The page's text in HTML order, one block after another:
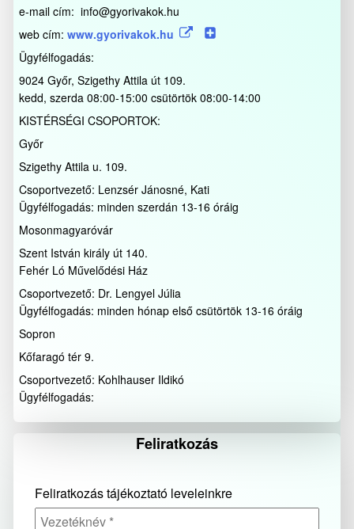
e-mail cím: info@gyorivakok.hu
web cím: www.gyorivakok.hu
Ügyfélfogadás:
9024 Győr, Szigethy Attila út 109.
kedd, szerda 08:00-15:00 csütörtök 08:00-14:00
KISTÉRSÉGI CSOPORTOK:
Győr
Szigethy Attila u. 109.
Csoportvezető: Lenzsér Jánosné, Kati
Ügyfélfogadás: minden szerdán 13-16 óráig
Mosonmagyaróvár
Szent István király út 140.
Fehér Ló Művelődési Ház
Csoportvezető: Dr. Lengyel Júlia
Ügyfélfogadás: minden hónap első csütörtök 13-16 óráig
Sopron
Kőfaragó tér 9.
Csoportvezető: Kohlhauser Ildikó
Ügyfélfogadás:
Feliratkozás
Feliratkozás tájékoztató leveleinkre